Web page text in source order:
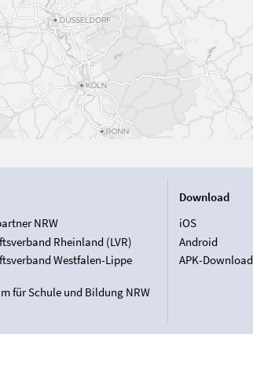
NRW
Rheinland (LVR)
Westfalen-Lippe
für Schule und Bildung NRW
Download
iOS
Android
APK-Download